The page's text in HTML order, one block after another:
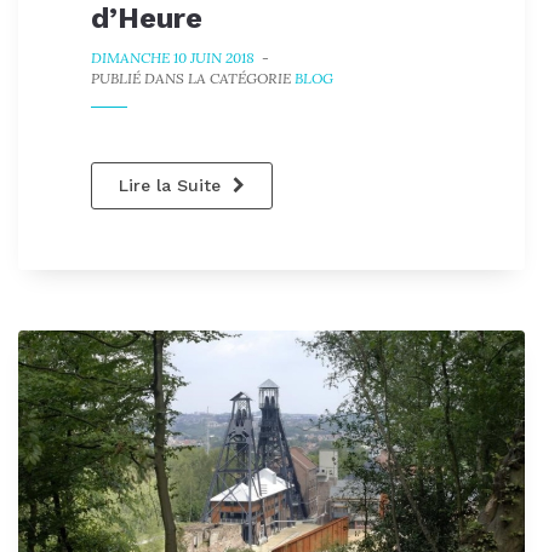
d’Heure
DIMANCHE 10 JUIN 2018 -
PUBLIÉ DANS LA CATÉGORIE BLOG
Lire la Suite